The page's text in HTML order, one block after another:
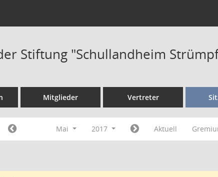
Stiftung "Schullandheim
Mitglieder Vertreter
Mai 2017 Aktuell